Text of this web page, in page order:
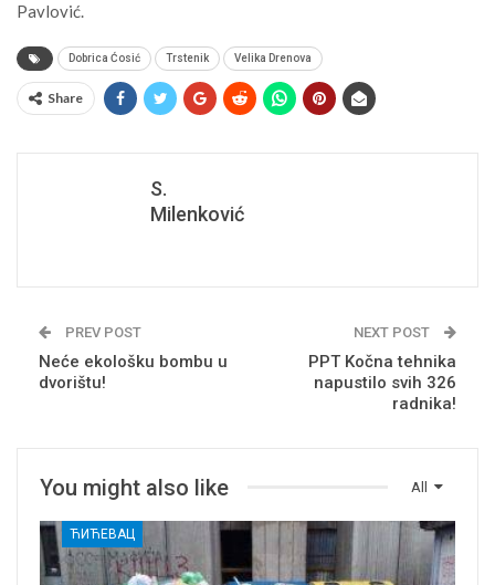
Pavlović.
Dobrica Ćosić Trstenik Velika Drenova
Share
S.
Milenković
PREV POST
Neće ekološku bombu u
dvorištu!
NEXT POST
PPT Kočna tehnika
napustilo svih 326
radnika!
All
You might also like
ЋИЋЕВАЦ